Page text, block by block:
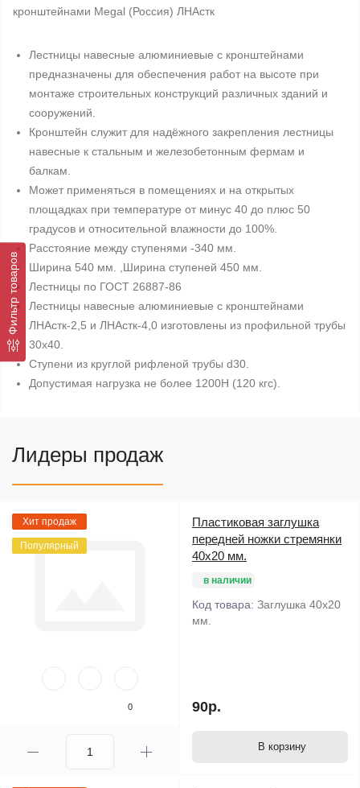
Фильтр товаров
кронштейнами Megal (Россия) ЛНАстк
Лестницы навесные алюминиевые с кронштейнами
предназначены для обеспечения работ на высоте при
монтаже строительных конструкций различных зданий и
сооружений.
Кронштейн служит для надёжного закрепления лестницы
навесные к стальным и железобетонным фермам и
балкам.
Может применяться в помещениях и на открытых
площадках при температуре от минус 40 до плюс 50
градусов и относительной влажности до 100%.
Расстояние между ступенями -340 мм.
Ширина 540 мм. ,Ширина ступеней 450 мм.
Лестницы по ГОСТ 26887-86
Лестницы навесные алюминиевые с кронштейнами
ЛНАстк-2,5 и ЛНАстк-4,0 изготовлены из профильной трубы
30х40.
Ступени из круглой рифленой трубы d30.
Допустимая нагрузка не более 1200Н (120 кгс).
Лидеры продаж
Хит продаж
Популярный
0
Пластиковая заглушка
передней ножки стремянки
40х20 мм.
в наличии
Код товара: Заглушка 40х20
мм.
90р.
В корзину